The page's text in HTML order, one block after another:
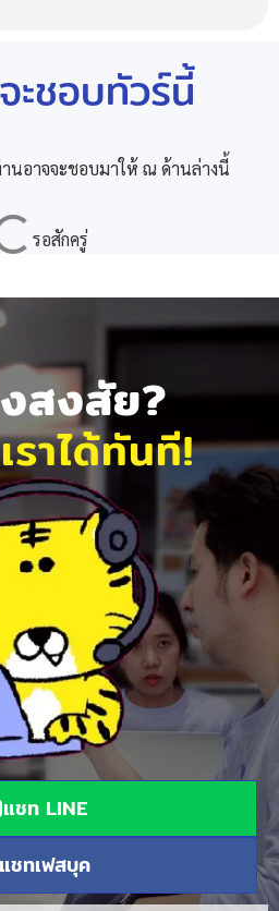
ชอบทัวร์นี้
นอาจจะชอบมาให้ ณ ด้านล่างนี้
สงสัย?
ราได้ทันที!
แชท LINE
แชทเฟสบุค